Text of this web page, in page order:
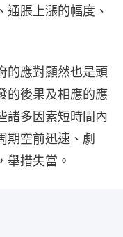
通脹上漲的幅度、
的應對顯然也是頭
的後果及相應的應
諸多因素短時間內
期空前迅速、劇
舉措失當。